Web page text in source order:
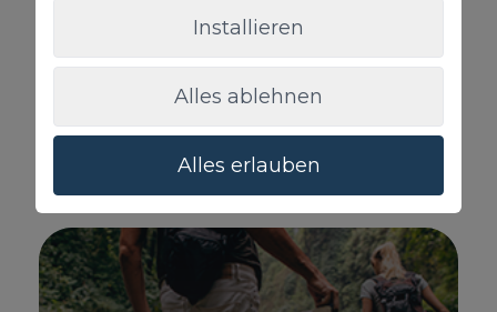
Installieren
Alles ablehnen
Alles erlauben